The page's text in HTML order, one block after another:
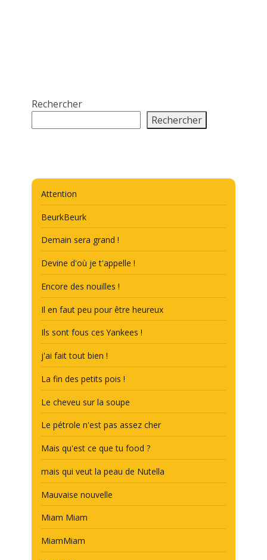
Rechercher
Rechercher
Attention
BeurkBeurk
Demain sera grand !
Devine d'où je t'appelle !
Encore des nouilles !
Il en faut peu pour être heureux
Ils sont fous ces Yankees !
j'ai fait tout bien !
La fin des petits pois !
Le cheveu sur la soupe
Le pétrole n'est pas assez cher
Mais qu'est ce que tu food ?
mais qui veut la peau de Nutella
Mauvaise nouvelle
Miam Miam
MiamMiam